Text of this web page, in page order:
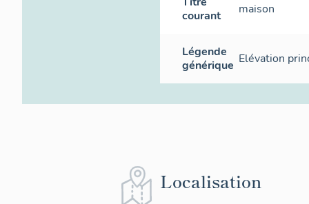
courant
maison
Légende
générique Elévation
Localisation